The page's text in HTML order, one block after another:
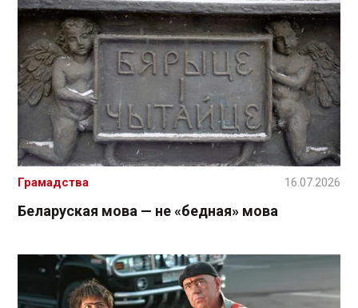
Беларуская мова — не «бедная» мова
Грамадства 16.07.2026